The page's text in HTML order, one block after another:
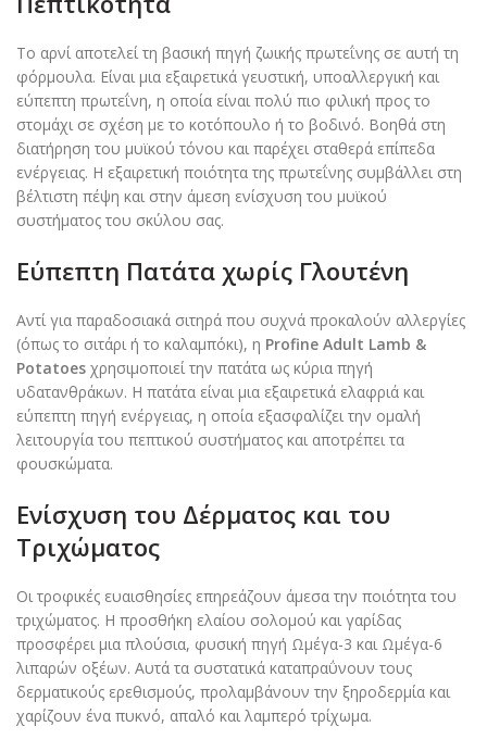
Το αρνί αποτελεί τη βασική πηγή ζωικής πρωτεΐνης σε αυτή τη
φόρμουλα. Είναι μια εξαιρετικά γευστική, υποαλλεργική και
εύπεπτη πρωτεΐνη, η οποία είναι πολύ πιο φιλική προς το
στομάχι σε σχέση με το κοτόπουλο ή το βοδινό. Βοηθά στη
διατήρηση του μυϊκού τόνου και παρέχει σταθερά επίπεδα
ενέργειας. Η εξαιρετική ποιότητα της πρωτεΐνης συμβάλλει στη
βέλτιστη πέψη και στην άμεση ενίσχυση του μυϊκού
συστήματος του σκύλου σας.
Εύπεπτη Πατάτα χωρίς Γλουτένη
Αντί για παραδοσιακά σιτηρά που συχνά προκαλούν αλλεργίες
(όπως το σιτάρι ή το καλαμπόκι), η Profine Adult Lamb &
Potatoes χρησιμοποιεί την πατάτα ως κύρια πηγή
υδατανθράκων. Η πατάτα είναι μια εξαιρετικά ελαφριά και
εύπεπτη πηγή ενέργειας, η οποία εξασφαλίζει την ομαλή
λειτουργία του πεπτικού συστήματος και αποτρέπει τα
φουσκώματα.
Ενίσχυση του Δέρματος και του
Τριχώματος
Οι τροφικές ευαισθησίες επηρεάζουν άμεσα την ποιότητα του
τριχώματος. Η προσθήκη ελαίου σολομού και γαρίδας
προσφέρει μια πλούσια, φυσική πηγή Ωμέγα-3 και Ωμέγα-6
λιπαρών οξέων. Αυτά τα συστατικά καταπραΰνουν τους
δερματικούς ερεθισμούς, προλαμβάνουν την ξηροδερμία και
χαρίζουν ένα πυκνό, απαλό και λαμπερό τρίχωμα.